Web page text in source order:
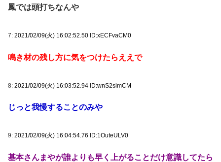
鳳では頭打ちなんや
7: 2021/02/09(火) 16:02:52.50 ID:xECFvaCM0
鳴き材の残し方に気をつけたらええで
8: 2021/02/09(火) 16:03:52.94 ID:wnS2simCM
じっと我慢することのみや
9: 2021/02/09(火) 16:04:54.76 ID:1OuteULV0
基本さんまやが誰よりも早く上がることだけ意識してたら